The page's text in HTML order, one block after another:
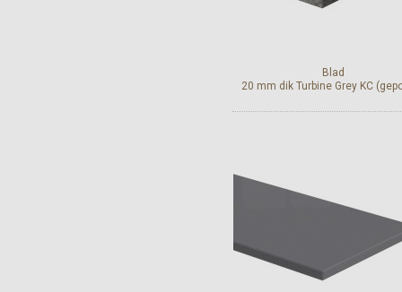
Blad
20 mm dik Turbine Grey KC